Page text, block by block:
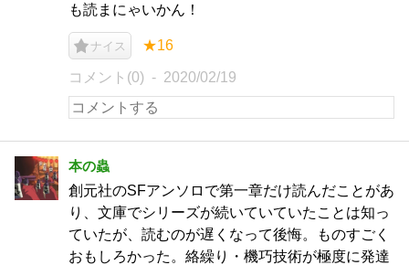
も読まにゃいかん！
ナイス ★16
コメント(0) 2020/02/19
本の蟲
創元社のSFアンソロで第一章だけ読んだことがあ
り、文庫でシリーズが続いていていたことは知っ
ていたが、読むのが遅くなって後悔。ものすごく
おもしろかった。絡繰り・機巧技術が極度に発達